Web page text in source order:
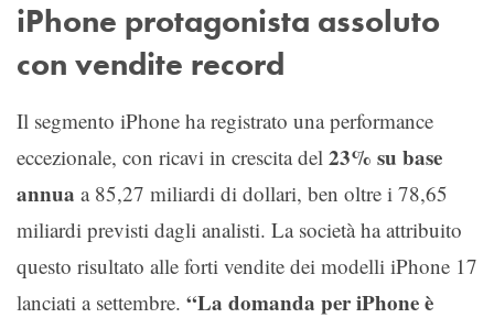
iPhone protagonista assoluto
con vendite record
Il segmento iPhone ha registrato una performance
eccezionale, con ricavi in crescita del 23% su base
annua a 85,27 miliardi di dollari, ben oltre i 78,65
miliardi previsti dagli analisti. La società ha attribuito
questo risultato alle forti vendite dei modelli iPhone 17
lanciati a settembre. “La domanda per iPhone è